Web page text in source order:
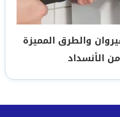
والطرق المميزة
الأنسداد